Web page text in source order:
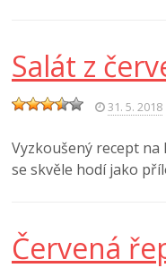
Salát z
31. 5. 2018
Vyzkoušený recept na
se skvěle hodí jako
Červená